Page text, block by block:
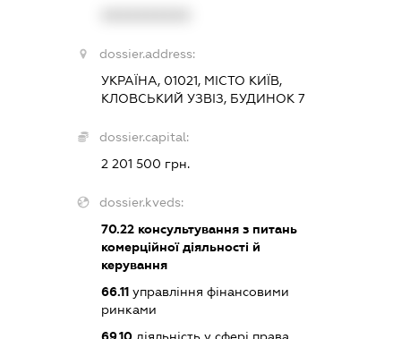
dossier.address:
УКРАЇНА, 01021, МІСТО КИЇВ,
КЛОВСЬКИЙ УЗВІЗ, БУДИНОК 7
dossier.capital:
2 201 500 грн.
dossier.kveds:
70.22 консультування з питань
комерційної діяльності й
керування
66.11 управління фінансовими
ринками